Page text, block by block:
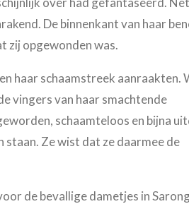
De binnenkant van haar
zij opgewonden was.
haar schaamstreek aanraakten.
vingers van haar smachtende
schaamteloos en bijna
Ze wist dat ze daarmee de
de bevallige dametjes in